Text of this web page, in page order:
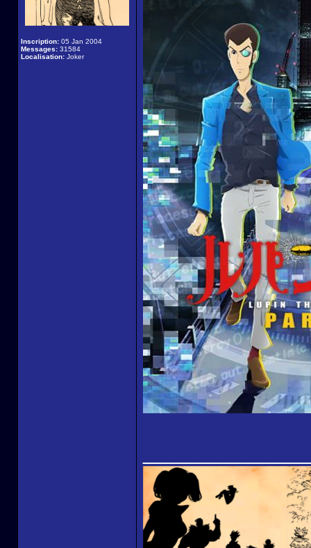
Inscription: 05 Jan 2004
Messages: 31584
Localisation: Joker